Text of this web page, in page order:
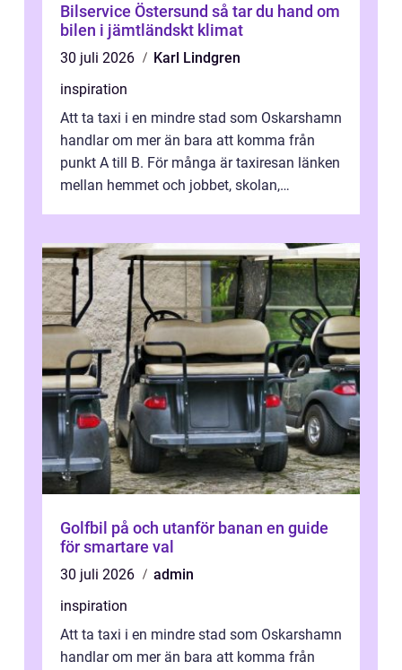
Bilservice Östersund så tar du hand om
bilen i jämtländskt klimat
30 juli 2026
Karl Lindgren
inspiration
Att ta taxi i en mindre stad som Oskarshamn
handlar om mer än bara att komma från
punkt A till B. För många är taxiresan länken
mellan hemmet och jobbet, skolan,
Golfbil på och utanför banan en guide
för smartare val
30 juli 2026
admin
inspiration
Att ta taxi i en mindre stad som Oskarshamn
handlar om mer än bara att komma från